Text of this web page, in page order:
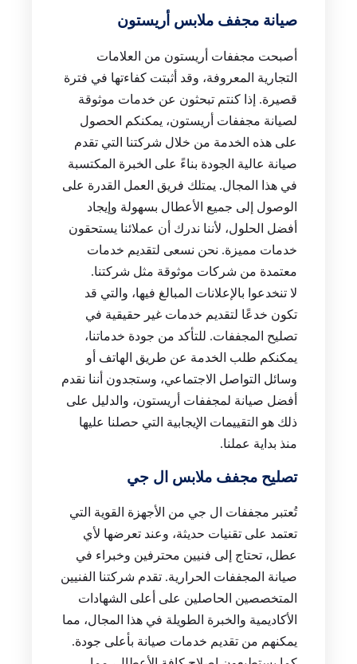
صيانة مجفف ملابس أريستون
أصبحت مجففات أريستون من العلامات
التجارية المعروفة، وقد أثبتت كفاءتها في فترة
قصيرة. إذا كنتم تبحثون عن خدمات موثوقة
لصيانة مجففات أريستون، يمكنكم الحصول
على هذه الخدمة من خلال شركتنا التي تقدم
صيانة عالية الجودة بناءً على الخبرة المكتسبة
في هذا المجال. يمتلك فريق العمل القدرة على
الوصول إلى جميع الأعطال بسهولة وإيجاد
أفضل الحلول، لأننا ندرك أن عملائنا يستحقون
خدمات مميزة. نحن نسعى لتقديم خدمات
معتمدة من شركات موثوقة مثل شركتنا.
لا تنخدعوا بالإعلانات المبالغ فيها، والتي قد
تكون خدعًا لتقديم خدمات غير حقيقية في
تصليح المجففات. للتأكد من جودة خدماتنا،
يمكنكم طلب الخدمة عن طريق الهاتف أو
وسائل التواصل الاجتماعي، وستجدون أننا نقدم
أفضل صيانة لمجففات أريستون، والدليل على
ذلك هو التقييمات الإيجابية التي حصلنا عليها
منذ بداية عملنا.
تصليح مجفف ملابس ال جي
تُعتبر مجففات ال جي من الأجهزة القوية التي
تعتمد على تقنيات حديثة، وعند تعرضها لأي
عطل، تحتاج إلى فنيين محترفين وخبراء في
صيانة المجففات الحرارية. تقدم شركتنا الفنيين
المتخصصين الحاصلين على أعلى الشهادات
الأكاديمية والخبرة الطويلة في هذا المجال، مما
يمكنهم من تقديم خدمات صيانة بأعلى جودة.